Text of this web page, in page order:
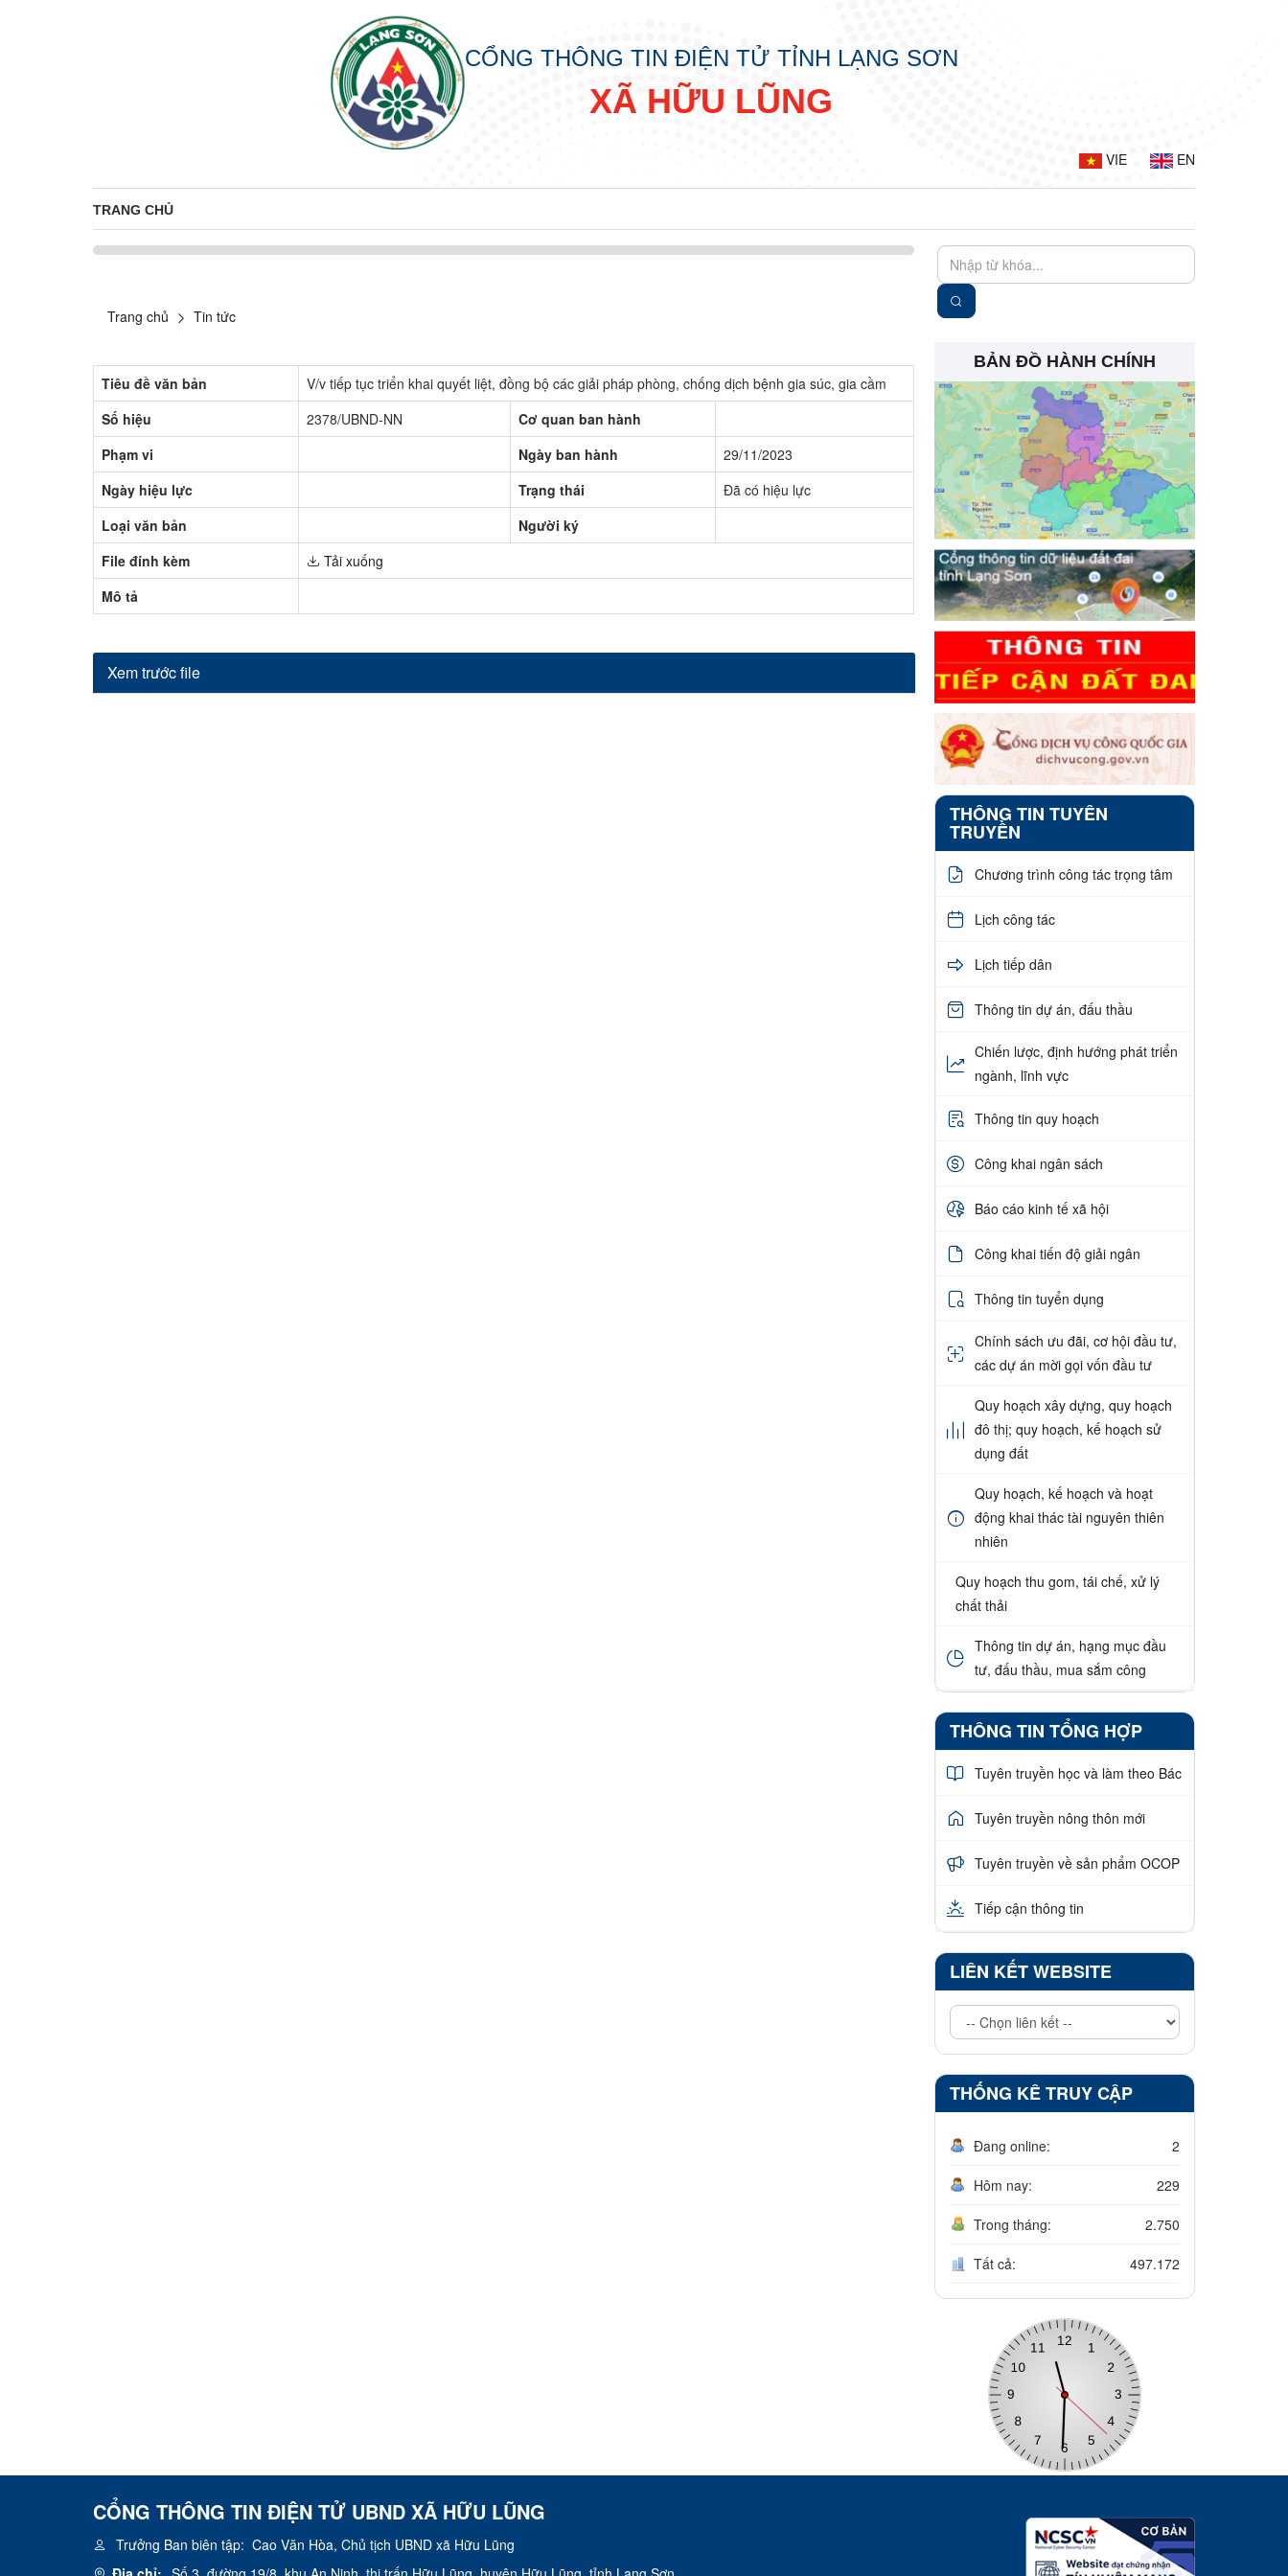
CỔNG THÔNG TIN ĐIỆN TỬ TỈNH LẠNG SƠN
XÃ HỮU LŨNG
VIE EN
TRANG CHỦ
Trang chủ Tin tức
Tiêu đề văn bản
V/v tiếp tục triển khai quyết liệt, đồng bộ các giải pháp phòng, chống dịch bệnh gia súc, gia cầm
Số hiệu
2378/UBND-NN
Cơ quan ban hành
Phạm vi
Ngày ban hành
29/11/2023
Ngày hiệu lực
Trạng thái
Đã có hiệu lực
Loại văn bản
Người ký
File đính kèm
Tải xuống
Mô tả
Xem trước file
BẢN ĐỒ HÀNH CHÍNH
THÔNG TIN TUYÊN
TRUYỀN
Chương trình công tác trọng tâm
Lịch công tác
Lịch tiếp dân
Thông tin dự án, đấu thầu
Chiến lược, định hướng phát triển
ngành, lĩnh vực
Thông tin quy hoạch
Công khai ngân sách
Báo cáo kinh tế xã hội
Công khai tiến độ giải ngân
Thông tin tuyển dụng
Chính sách ưu đãi, cơ hội đầu tư,
các dự án mời gọi vốn đầu tư
Quy hoạch xây dựng, quy hoạch
đô thị; quy hoạch, kế hoạch sử
dụng đất
Quy hoạch, kế hoạch và hoạt
động khai thác tài nguyên thiên
nhiên
Quy hoạch thu gom, tái chế, xử lý
chất thải
Thông tin dự án, hạng mục đầu
tư, đấu thầu, mua sắm công
THÔNG TIN TỔNG HỢP
Tuyên truyền học và làm theo Bác
Tuyên truyền nông thôn mới
Tuyên truyền về sản phẩm OCOP
Tiếp cận thông tin
LIÊN KẾT WEBSITE
THỐNG KÊ TRUY CẬP
Đang online: 2
Hôm nay: 229
Trong tháng: 2.750
Tất cả: 497.172
CỔNG THÔNG TIN ĐIỆN TỬ UBND XÃ HỮU LŨNG
Trưởng Ban biên tập: Cao Văn Hòa, Chủ tịch UBND xã Hữu Lũng